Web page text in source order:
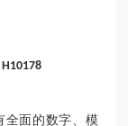
H10178
全面的数字、模